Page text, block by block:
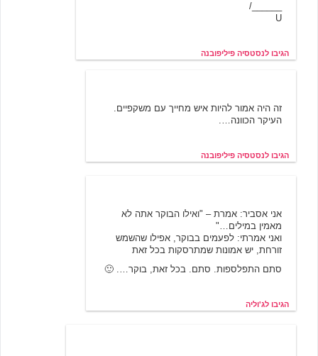
______/
U
הגיבו לנסטסיה פיליפובנה
זה היה אמור להיות איש מחייך עם משקפיים.
העיקר הכוונה….
הגיבו לנסטסיה פיליפובנה
אני אסביר: אמרת – "ואילו הבוקר אתה לא
מאמין במילים…"
ואני אמרתי: לפעמים בבוקר, אפילו שהשמש
זורחת, יש אמונות שמתרסקות בכל זאת
סתם התפלספות. סתם. בכל זאת, בוקר…. 🙂
הגיבו לג'וליה